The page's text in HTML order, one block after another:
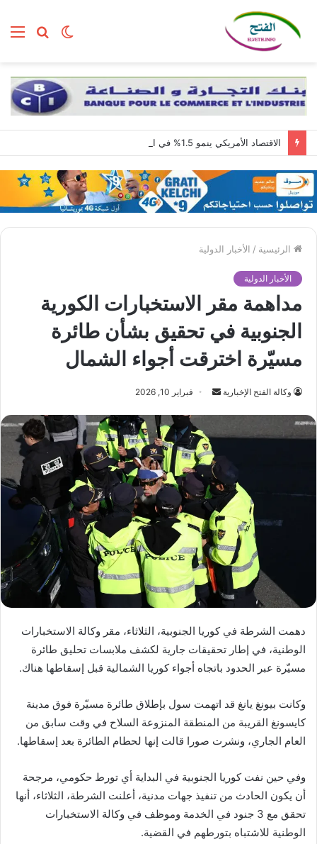
بحث الوضع
الرئيسية / الأخبار الدولية
الأخبار الدولية
مداهمة مقر الاستخبارات الكورية
الجنوبية في تحقيق بشأن طائرة
مسيّرة اخترقت أجواء الشمال
وكالة الفتح الإخبارية
أرسل
إلكترونيا
فبراير 10, 2026
دهمت الشرطة في كوريا الجنوبية، الثلاثاء، مقر وكالة الاستخبارات
الوطنية، في إطار تحقيقات جارية لكشف ملابسات تحليق طائرة
مسيّرة عبر الحدود باتجاه أجواء كوريا الشمالية قبل إسقاطها هناك.
وكانت بيونغ يانغ قد اتهمت سول بإطلاق طائرة مسيّرة فوق مدينة
كايسونغ القريبة من المنطقة المنزوعة السلاح في وقت سابق من
العام الجاري، ونشرت صورا قالت إنها لحطام الطائرة بعد إسقاطها.
وفي حين نفت كوريا الجنوبية في البداية أي تورط حكومي، مرجحة
أن يكون الحادث من تنفيذ جهات مدنية، أعلنت الشرطة، الثلاثاء، أنها
تحقق مع 3 جنود في الخدمة وموظف في وكالة الاستخبارات
الوطنية للاشتباه بتورطهم في القضية.